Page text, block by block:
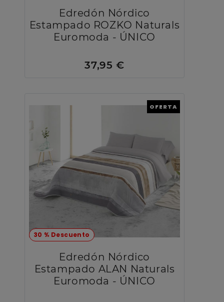
Edredón Nórdico
Estampado ROZKO Naturals
Euromoda - ÚNICO
37,95 €
30 % Descuento
OFERTA
Edredón Nórdico
Estampado ALAN Naturals
Euromoda - ÚNICO